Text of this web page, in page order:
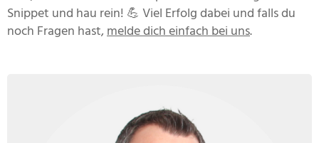
Snippet und hau rein! 💪 Viel Erfolg dabei und falls du
noch Fragen hast, melde dich einfach bei uns.